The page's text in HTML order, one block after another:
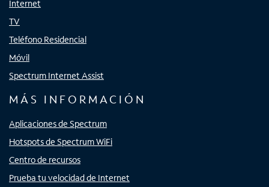
Internet
TV
Teléfono Residencial
Móvil
Spectrum Internet Assist
MÁS INFORMACIÓN
Aplicaciones de Spectrum
Hotspots de Spectrum WiFi
Centro de recursos
Prueba tu velocidad de Internet